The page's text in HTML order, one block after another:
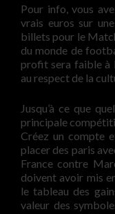
Pour info, vous
vrais euros sur
billets pour le
du monde de
profit sera faible à
au respect de la
Jusqu’à ce que
principale
Créez un compte
placer des paris
France contre
doivent avoir mis
le tableau des
valeur des